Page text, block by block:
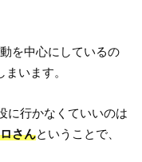
を中心にしているの
まいます。
に行かなくていいのは
さんということで、